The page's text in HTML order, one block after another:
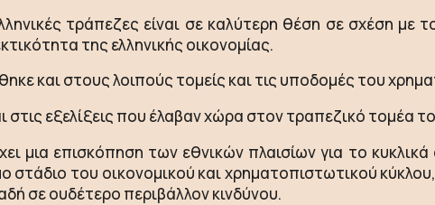
τράπεζες είναι σε καλύτερη θέση σε σχέση
της ελληνικής οικονομίας.
και στους λοιπούς τομείς και τις υποδομές του
εξελίξεις που έλαβαν χώρα στον τραπεζικό τομέα
μια επισκόπηση των εθνικών πλαισίων για το
του οικονομικού και χρηματοπιστωτικού κύκλου,
σε ουδέτερο περιβάλλον κινδύνου.